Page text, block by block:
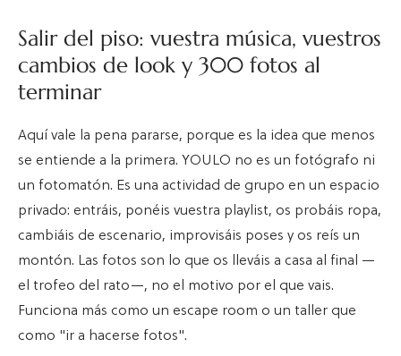
Salir del piso: vuestra música, vuestros
cambios de look y 300 fotos al
terminar
Aquí vale la pena pararse, porque es la idea que menos
se entiende a la primera. YOULO no es un fotógrafo ni
un fotomatón. Es una actividad de grupo en un espacio
privado: entráis, ponéis vuestra playlist, os probáis ropa,
cambiáis de escenario, improvisáis poses y os reís un
montón. Las fotos son lo que os lleváis a casa al final —
el trofeo del rato—, no el motivo por el que vais.
Funciona más como un escape room o un taller que
como "ir a hacerse fotos".